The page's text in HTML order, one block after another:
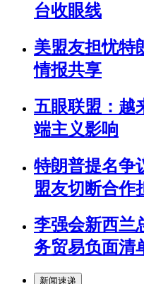
台收眼线
美盟友担忧特
情报共享
五眼联盟：越
端主义影响
特朗普提名争
盟友切断合作
李强会新西兰
务贸易负面清
新闻速递